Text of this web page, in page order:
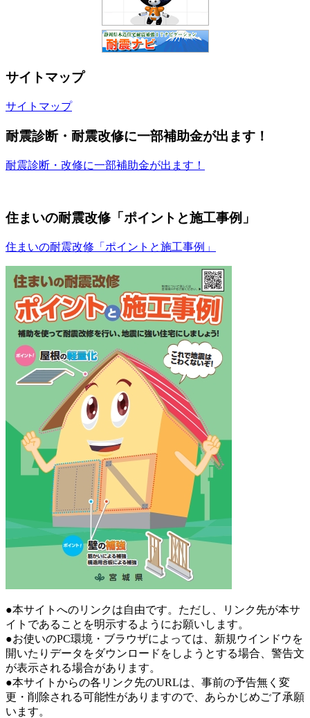
サイトマップ
サイトマップ
耐震診断・耐震改修に一部補助金が出ます！
耐震診断・改修に一部補助金が出ます！
住まいの耐震改修「ポイントと施工事例」
住まいの耐震改修「ポイントと施工事例」
●本サイトへのリンクは自由です。ただし、リンク先が本サ
イトであることを明示するようにお願いします。
●お使いのPC環境・ブラウザによっては、新規ウインドウを
開いたりデータをダウンロードをしようとする場合、警告文
が表示される場合があります。
●本サイトからの各リンク先のURLは、事前の予告無く変
更・削除される可能性がありますので、あらかじめご了承願
います。